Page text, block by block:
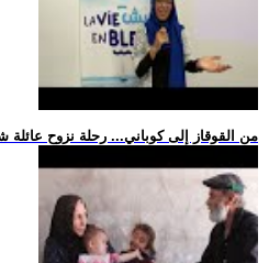
.. من القوقاز إلى كوباني... رحلة نزوح